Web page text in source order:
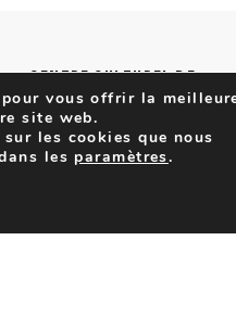
CENTRE CULTUREL DE
SERAING
Rue Renaud Strivay, 44
B-4100 Seraing
vous offrir la
site web.
les cookies que nous
les paramètres.